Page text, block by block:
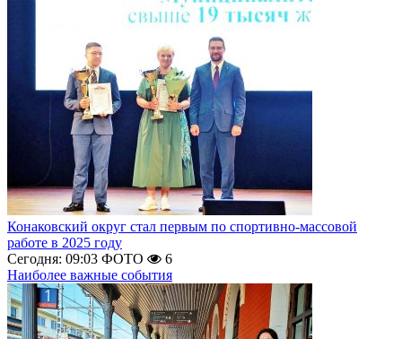
Конаковский округ стал первым по спортивно-массовой
работе в 2025 году
Сегодня: 09:03 ФОТО
6
Наиболее важные события